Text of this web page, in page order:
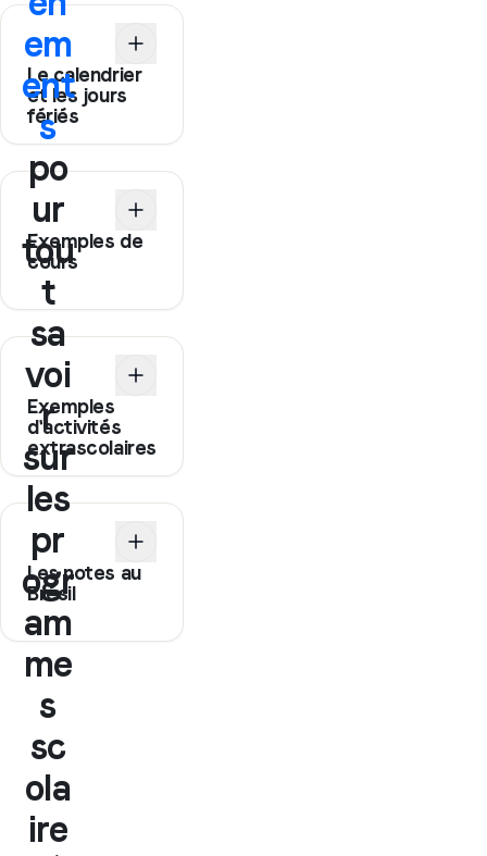
Le calendrier
et les jours
fériés
Exemples de
cours
Exemples
d'activités
extrascolaires
Les notes au
Brésil
em
ent
s
po
ur
tou
t
sa
voi
r
sur
les
pr
ogr
am
me
s
sc
ola
ire